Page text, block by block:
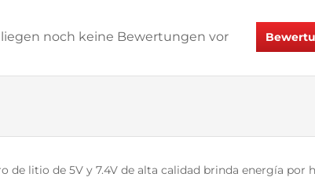
noch keine Bewertungen vor
litio de 5V y 7.4V de alta calidad brinda energía por